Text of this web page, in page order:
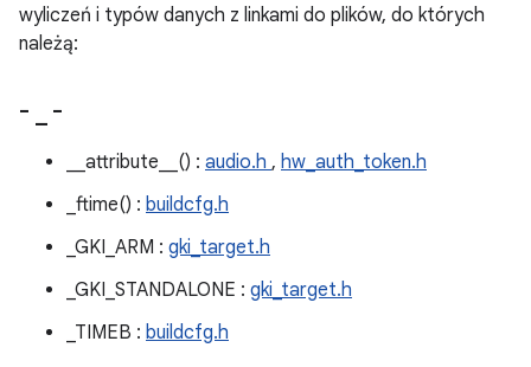
wyliczeń i typów danych z linkami do plików, do których
należą:
- -
__attribute__() : audio.h , hw_auth_token.h
_ftime() : buildcfg.h
_GKI_ARM : gki_target.h
_GKI_STANDALONE : gki_target.h
_TIMEB : buildcfg.h